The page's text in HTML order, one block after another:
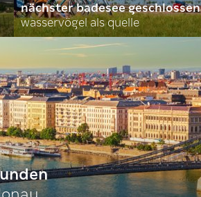
nächster badesee geschlossen
wasservögel als quelle